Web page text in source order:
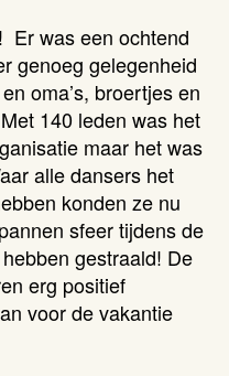
Er was een ochtend
genoeg gelegenheid
oma’s, broertjes en
140 leden was het
maar het was
alle dansers het
konden ze nu
sfeer tijdens de
gestraald! De
erg positief
voor de vakantie